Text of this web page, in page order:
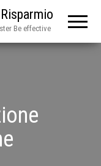
Be effective